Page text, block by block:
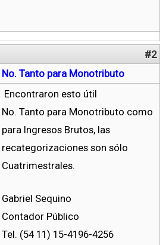
#2
No. Tanto para Monotributo
Encontraron esto útil
No. Tanto para Monotributo como
para Ingresos Brutos, las
recategorizaciones son sólo
Cuatrimestrales.
Gabriel Sequino
Contador Público
Tel. (54 11) 15-4196-4256